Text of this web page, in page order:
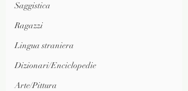
Saggistica
Ragazzi
Lingua straniera
Dizionari/Enciclopedie
Arte/Pittura